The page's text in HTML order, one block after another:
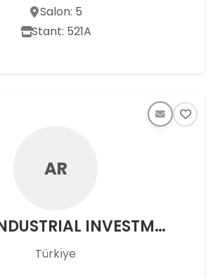
Salon: 5
Stant: 521A
AR
ARTEX INDUSTRIAL INVESTMENT COMPANY
Türkı̇ye